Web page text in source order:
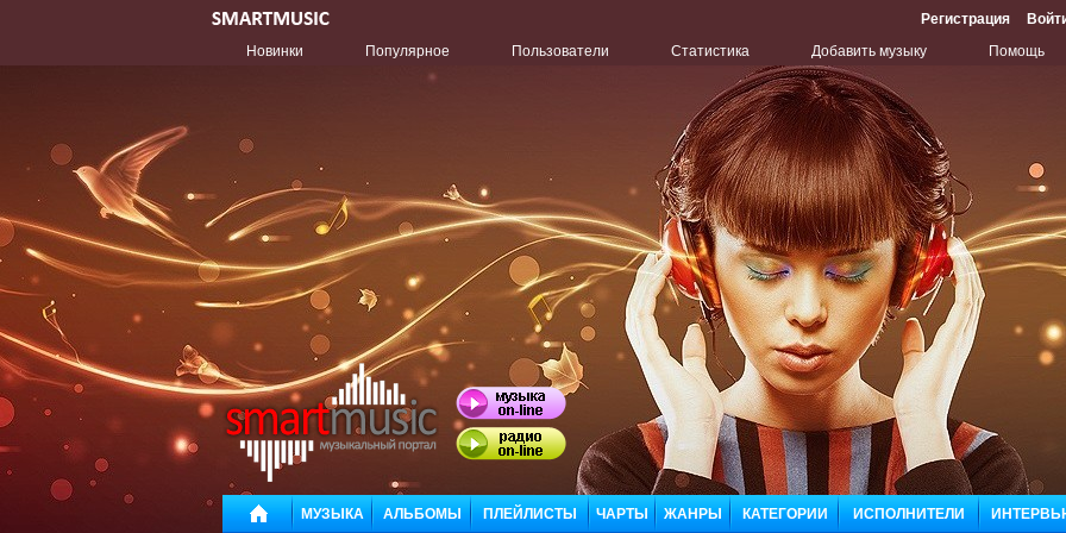
Регистрация
Новинки
Популярное Пользователи Статистика Добавить музыку Помощь
МУЗЫКА АЛЬБОМЫ ПЛЕЙЛИСТЫ ЧАРТЫ ЖАНРЫ КАТЕГОРИИ ИСПОЛНИТЕЛИ